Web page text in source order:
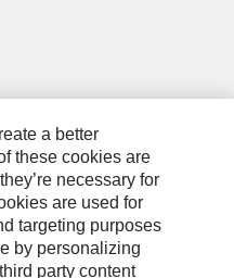
a better
these cookies are
necessary for
are used for
targeting purposes
by personalizing
party content